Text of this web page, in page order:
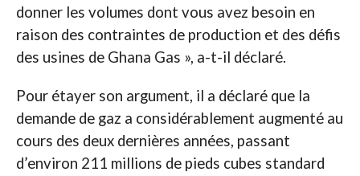
donner les volumes dont vous avez besoin en
raison des contraintes de production et des défis
des usines de Ghana Gas », a-t-il déclaré.
Pour étayer son argument, il a déclaré que la
demande de gaz a considérablement augmenté au
cours des deux dernières années, passant
d’environ 211 millions de pieds cubes standard